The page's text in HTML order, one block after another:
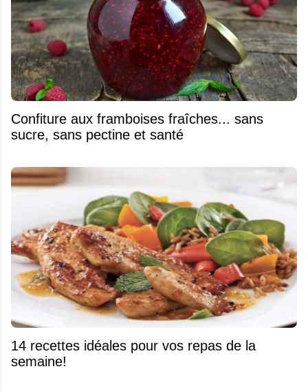
Confiture aux framboises fraîches... sans
sucre, sans pectine et santé
14 recettes idéales pour vos repas de la
semaine!